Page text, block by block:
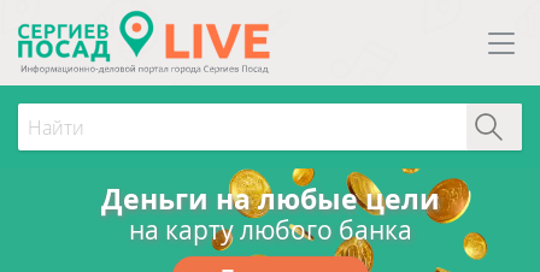
Деньги на любые цели
на карту любого банка